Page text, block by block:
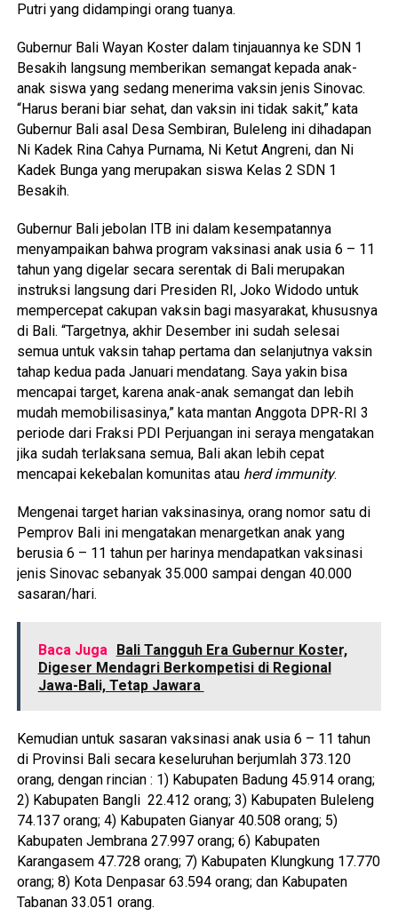
Putri yang didampingi orang tuanya.
Gubernur Bali Wayan Koster dalam tinjauannya ke SDN 1
Besakih langsung memberikan semangat kepada anak-
anak siswa yang sedang menerima vaksin jenis Sinovac.
“Harus berani biar sehat, dan vaksin ini tidak sakit,” kata
Gubernur Bali asal Desa Sembiran, Buleleng ini dihadapan
Ni Kadek Rina Cahya Purnama, Ni Ketut Angreni, dan Ni
Kadek Bunga yang merupakan siswa Kelas 2 SDN 1
Besakih.
Gubernur Bali jebolan ITB ini dalam kesempatannya
menyampaikan bahwa program vaksinasi anak usia 6 – 11
tahun yang digelar secara serentak di Bali merupakan
instruksi langsung dari Presiden RI, Joko Widodo untuk
mempercepat cakupan vaksin bagi masyarakat, khususnya
di Bali. “Targetnya, akhir Desember ini sudah selesai
semua untuk vaksin tahap pertama dan selanjutnya vaksin
tahap kedua pada Januari mendatang. Saya yakin bisa
mencapai target, karena anak-anak semangat dan lebih
mudah memobilisasinya,” kata mantan Anggota DPR-RI 3
periode dari Fraksi PDI Perjuangan ini seraya mengatakan
jika sudah terlaksana semua, Bali akan lebih cepat
mencapai kekebalan komunitas atau herd immunity.
Mengenai target harian vaksinasinya, orang nomor satu di
Pemprov Bali ini mengatakan menargetkan anak yang
berusia 6 – 11 tahun per harinya mendapatkan vaksinasi
jenis Sinovac sebanyak 35.000 sampai dengan 40.000
sasaran/hari.
Baca Juga Bali Tangguh Era Gubernur Koster,
Digeser Mendagri Berkompetisi di Regional
Jawa-Bali, Tetap Jawara
Kemudian untuk sasaran vaksinasi anak usia 6 – 11 tahun
di Provinsi Bali secara keseluruhan berjumlah 373.120
orang, dengan rincian : 1) Kabupaten Badung 45.914 orang;
2) Kabupaten Bangli 22.412 orang; 3) Kabupaten Buleleng
74.137 orang; 4) Kabupaten Gianyar 40.508 orang; 5)
Kabupaten Jembrana 27.997 orang; 6) Kabupaten
Karangasem 47.728 orang; 7) Kabupaten Klungkung 17.770
orang; 8) Kota Denpasar 63.594 orang; dan Kabupaten
Tabanan 33.051 orang.